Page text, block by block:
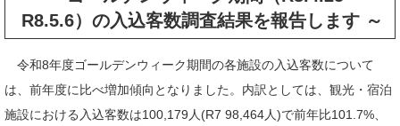
R8.5.6）の入込客数調査結果を報告します ​​ ～
令和8年度ゴールデンウィーク期間の各施設の入込客数について
は、前年度に比べ増加傾向となりました。内訳としては、観光・宿泊
施設における入込客数は100,179人(R7 98,464人)で前年比101.7%、